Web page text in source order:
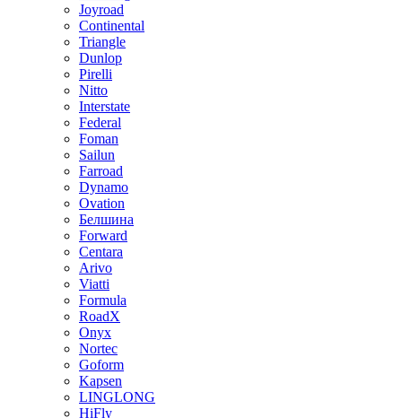
Joyroad
Continental
Triangle
Dunlop
Pirelli
Nitto
Interstate
Federal
Foman
Sailun
Farroad
Dynamo
Ovation
Белшина
Forward
Centara
Arivo
Viatti
Formula
RoadX
Onyx
Nortec
Goform
Kapsen
LINGLONG
HiFly